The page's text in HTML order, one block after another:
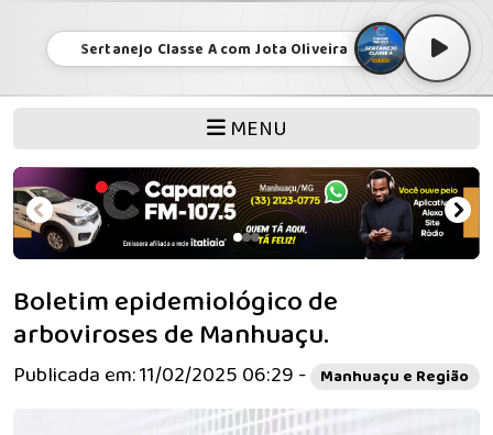
Sertanejo Classe A com Jota Oliveira
MENU
Boletim epidemiológico de
arboviroses de Manhuaçu.
Publicada em: 11/02/2025 06:29 - Manhuaçu e Região